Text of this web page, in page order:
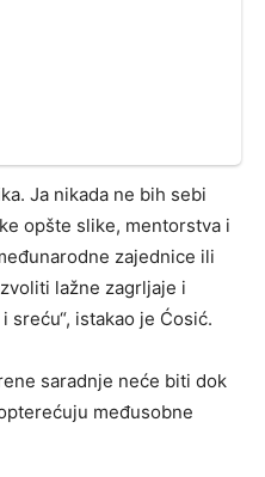
Ja nikada ne bih sebi
opšte slike, mentorstva i
zajednice ili
lažne zagrljaje i
sreću“, istakao je Ćosić.
saradnje neće biti dok
međusobne